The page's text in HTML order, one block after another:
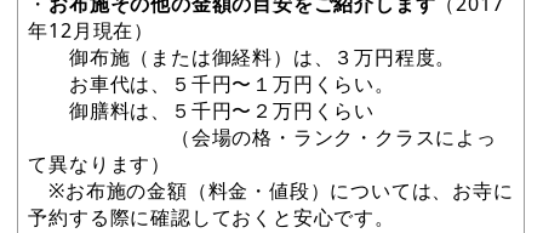
年12月現在）
御布施（または御経料）は、３万円程度。
お車代は、５千円〜１万円くらい。
御膳料は、５千円〜２万円くらい
（会場の格・ランク・クラスによっ
て異なります）
※お布施の金額（料金・値段）については、お寺に
予約する際に確認しておくと安心です。